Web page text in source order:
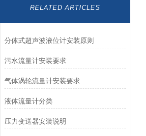
RELATED ARTICLES
分体式超声波液位计安装原则
污水流量计安装要求
气体涡轮流量计安装要求
液体流量计分类
压力变送器安装说明